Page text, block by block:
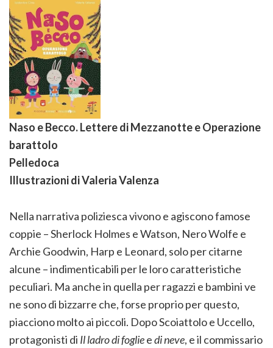
Naso e Becco. Lettere di Mezzanotte e Operazione
barattolo
Pelledoca
Illustrazioni di Valeria Valenza
Nella narrativa poliziesca vivono e agiscono famose
coppie – Sherlock Holmes e Watson, Nero Wolfe e
Archie Goodwin, Harp e Leonard, solo per citarne
alcune – indimenticabili per le loro caratteristiche
peculiari. Ma anche in quella per ragazzi e bambini ve
ne sono di bizzarre che, forse proprio per questo,
piacciono molto ai piccoli. Dopo Scoiattolo e Uccello,
protagonisti di Il ladro di foglieedi neve, e il commissario